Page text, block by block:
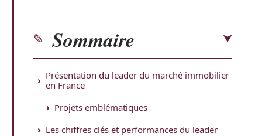
Sommaire
Présentation du leader du marché immobilier
en France
Projets emblématiques
Les chiffres clés et performances du leader